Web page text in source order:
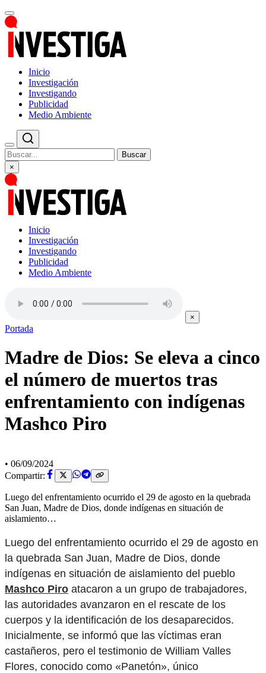
Inicio
Investigación
Investigando
Publicidad
Medio Ambiente
Buscar
×
Inicio
Investigación
Investigando
Publicidad
Medio Ambiente
×
Portada
Madre de Dios: Se eleva a cinco
el número de muertos tras
enfrentamiento con indígenas
Mashco Piro
• 06/09/2024
Compartir:
Luego del enfrentamiento ocurrido el 29 de agosto en la quebrada
San Juan, Madre de Dios, donde indígenas en situación de
aislamiento…
Luego del enfrentamiento ocurrido el 29 de agosto en
la quebrada San Juan, Madre de Dios, donde
indígenas en situación de aislamiento del pueblo
Mashco Piro atacaron a un grupo de trabajadores,
las autoridades avanzaron en el rescate de los
cuerpos y la identificación de los desaparecidos.
Inicialmente, se informó que las víctimas eran
castañeros, pero el testimonio de William Valles
Flores, conocido como «Panetón», único